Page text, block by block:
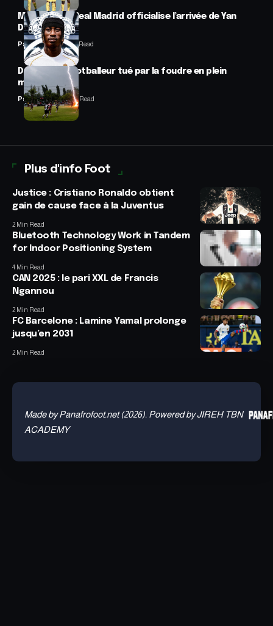
Mercato : Le Real Madrid officialise l’arrivée de Yan
Diomandé
Panafrofoot1 Min Read
Drame : un footballeur tué par la foudre en plein
match
Panafrofoot2 Min Read
Plus d'info Foot
Justice : Cristiano Ronaldo obtient
gain de cause face à la Juventus
2 Min Read
Bluetooth Technology Work in Tandem
for Indoor Positioning System
4 Min Read
CAN 2025 : le pari XXL de Francis
Ngannou
2 Min Read
FC Barcelone : Lamine Yamal prolonge
jusqu’en 2031
2 Min Read
Made by Panafrofoot.net (2026). Powered by JIREH TBN
ACADEMY